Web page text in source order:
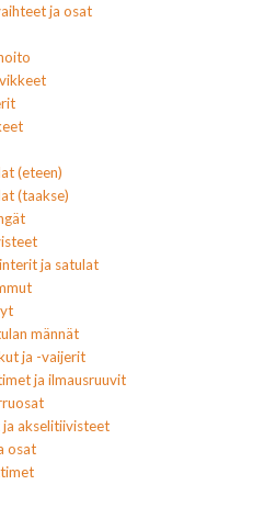
ja osat
(eteen)
(taakse)
ja satulat
männät
ja -vaijerit
ja ilmausruuvit
ja akselitiivisteet
osat